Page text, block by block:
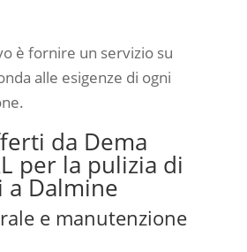
è fornire un servizio su
alle esigenze di ogni
da Dema
per la pulizia di
a Dalmine
e manutenzione